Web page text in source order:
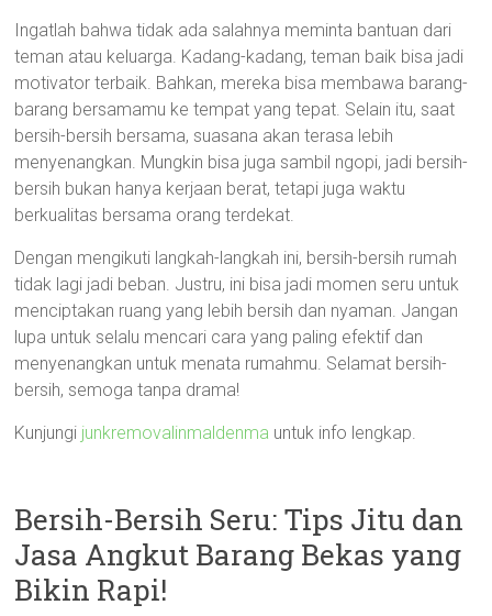
Ingatlah bahwa tidak ada salahnya meminta bantuan dari
teman atau keluarga. Kadang-kadang, teman baik bisa jadi
motivator terbaik. Bahkan, mereka bisa membawa barang-
barang bersamamu ke tempat yang tepat. Selain itu, saat
bersih-bersih bersama, suasana akan terasa lebih
menyenangkan. Mungkin bisa juga sambil ngopi, jadi bersih-
bersih bukan hanya kerjaan berat, tetapi juga waktu
berkualitas bersama orang terdekat.
Dengan mengikuti langkah-langkah ini, bersih-bersih rumah
tidak lagi jadi beban. Justru, ini bisa jadi momen seru untuk
menciptakan ruang yang lebih bersih dan nyaman. Jangan
lupa untuk selalu mencari cara yang paling efektif dan
menyenangkan untuk menata rumahmu. Selamat bersih-
bersih, semoga tanpa drama!
Kunjungi junkremovalinmaldenma untuk info lengkap.
Bersih-Bersih Seru: Tips Jitu dan
Jasa Angkut Barang Bekas yang
Bikin Rapi!